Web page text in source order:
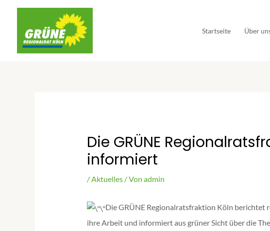
Startseite Über
Die GRÜNE
informiert
/Aktuelles/ Von admin
Die GRÜNE Regionalratsfraktion Köln berichtet
ihre Arbeit und informiert aus grüner Sicht über die